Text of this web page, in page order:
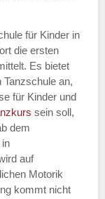
für Kinder in
die ersten
Es bietet
an,
für Kinder und
sein soll,
dem
in
auf
Motorik
kommt nicht